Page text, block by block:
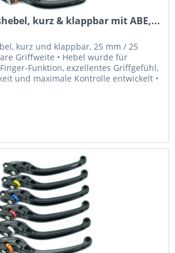
kurz & klappbar mit ABE,...
kurz und klappbar, 25 mm / 25
Griffweite • Hebel wurde für
Funktion, exzellentes Griffgefühl,
und maximale Kontrolle entwickelt •